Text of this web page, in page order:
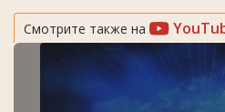
Смотрите также на